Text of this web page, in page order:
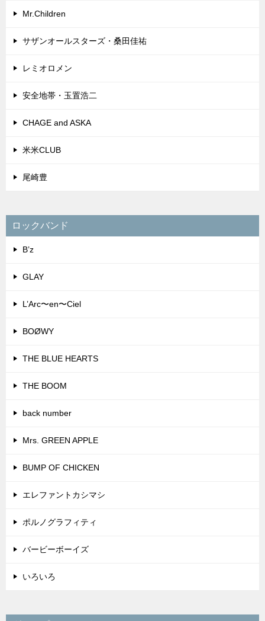
Mr.Children
サザンオールスターズ・桑田佳祐
レミオロメン
安全地帯・玉置浩二
CHAGE and ASKA
米米CLUB
尾崎豊
ロックバンド
B’z
GLAY
L’Arc〜en〜Ciel
BOØWY
THE BLUE HEARTS
THE BOOM
back number
Mrs. GREEN APPLE
BUMP OF CHICKEN
エレファントカシマシ
ポルノグラフィティ
バービーボーイズ
いろいろ